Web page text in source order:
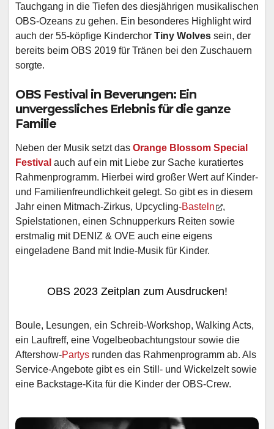
Tauchgang in die Tiefen des diesjährigen musikalischen
OBS-Ozeans zu gehen. Ein besonderes Highlight wird
auch der 55-köpfige Kinderchor Tiny Wolves sein, der
bereits beim OBS 2019 für Tränen bei den Zuschauern
sorgte.
OBS Festival in Beverungen: Ein
unvergessliches Erlebnis für die ganze
Familie
Neben der Musik setzt das Orange Blossom Special
Festival auch auf ein mit Liebe zur Sache kuratiertes
Rahmenprogramm. Hierbei wird großer Wert auf Kinder-
und Familienfreundlichkeit gelegt. So gibt es in diesem
Jahr einen Mitmach-Zirkus, Upcycling-Basteln
,
Spielstationen, einen Schnupperkurs Reiten sowie
erstmalig mit DENIZ & OVE auch eine eigens
eingeladene Band mit Indie-Musik für Kinder.
OBS 2023 Zeitplan zum Ausdrucken!
Boule, Lesungen, ein Schreib-Workshop, Walking Acts,
ein Lauftreff, eine Vogelbeobachtungstour sowie die
Aftershow-Partys runden das Rahmenprogramm ab. Als
Service-Angebote gibt es ein Still- und Wickelzelt sowie
eine Backstage-Kita für die Kinder der OBS-Crew.